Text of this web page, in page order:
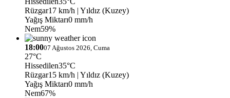
Rüzgar17 km/h | Yıldız (Kuzey)
Yağış Miktarı0 mm/h
Nem59%
18:0007 Ağustos 2026, Cuma
27°C
Hissedilen35°C
Rüzgar15 km/h | Yıldız (Kuzey)
Yağış Miktarı0 mm/h
Nem67%